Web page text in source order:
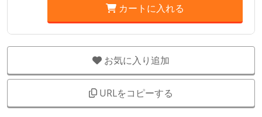
カートに入れる
お気に入り追加
URLをコピーする